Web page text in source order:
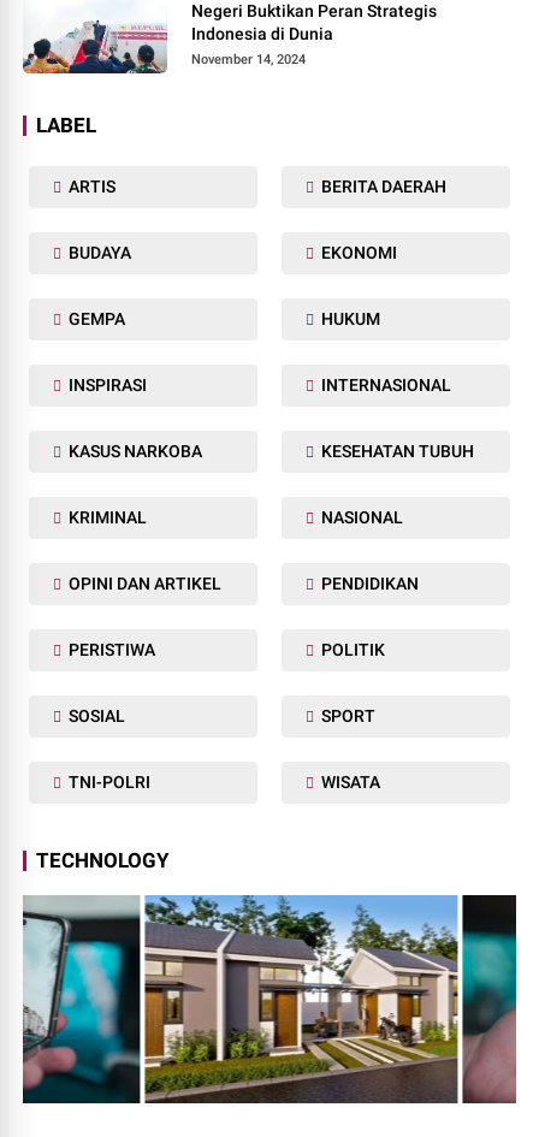
Negeri Buktikan Peran Strategis
Indonesia di Dunia
November 14, 2024
LABEL
ARTIS BERITA DAERAH
BUDAYA EKONOMI
GEMPA HUKUM
INSPIRASI INTERNASIONAL
KASUS NARKOBA KESEHATAN TUBUH
KRIMINAL NASIONAL
OPINI DAN ARTIKEL PENDIDIKAN
PERISTIWA POLITIK
SOSIAL SPORT
TNI-POLRI WISATA
TECHNOLOGY